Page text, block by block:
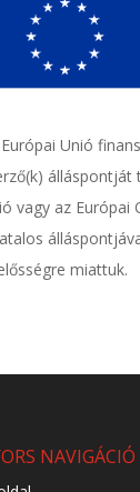
Unió
álláspontját
vagy az Európai
miattuk.
NAVIGÁCIÓ